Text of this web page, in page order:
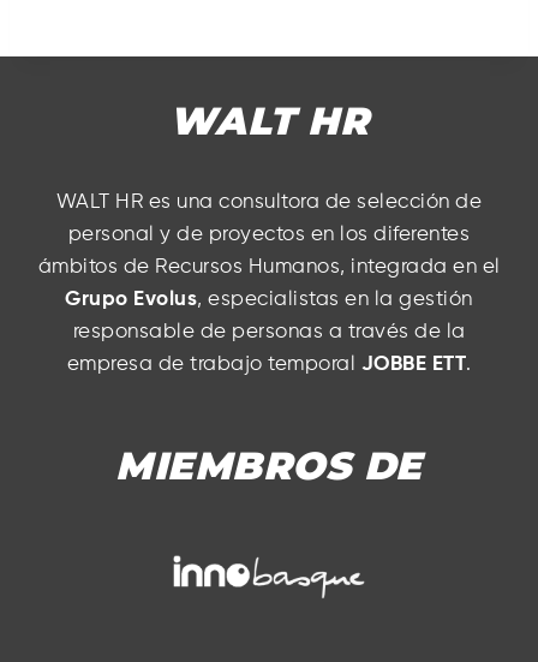
WALT HR
WALT HR es una consultora de selección de
personal y de proyectos en los diferentes
ámbitos de Recursos Humanos, integrada en el
Grupo Evolus, especialistas en la gestión
responsable de personas a través de la
empresa de trabajo temporal JOBBE ETT.
MIEMBROS DE